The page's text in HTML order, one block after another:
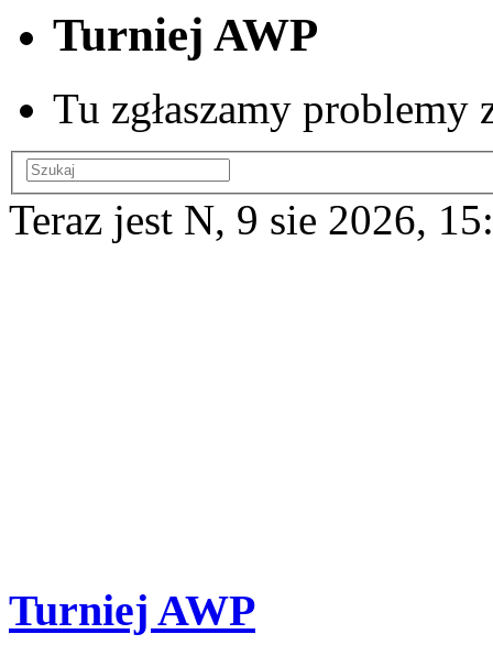
Turniej AWP
Tu zgłaszamy
Teraz jest N, 9 sie 2026,
Turniej AWP